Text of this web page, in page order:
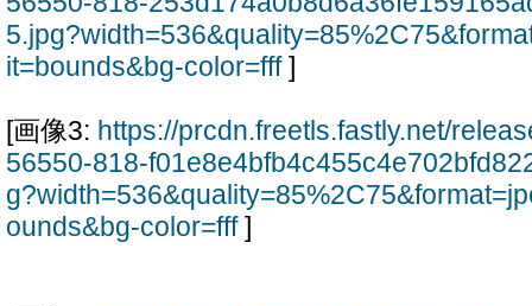
it=bounds&bg-color=fff]
[画像3: https://prcdn.freetls.fastly.net/
56550-818-
ounds&bg-color=fff]